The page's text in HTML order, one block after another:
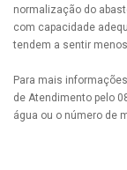
normalização do
com capacidade
tendem a sentir
Para mais
de Atendimento pelo
água ou o número de